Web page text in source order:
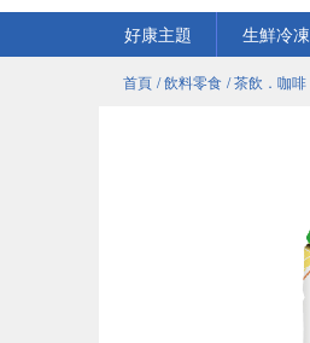
好康主題
生鮮冷凍
首頁 / 飲料零食 / 茶飲．咖啡